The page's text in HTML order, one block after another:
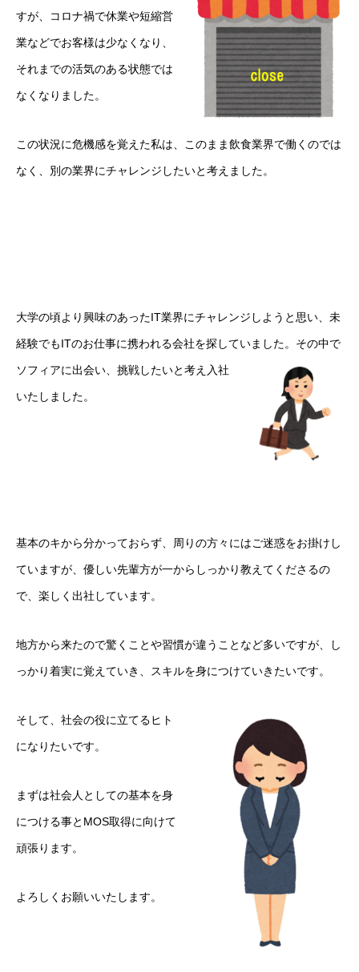
ソフィアが手掛ける事業
ソフィアメンバー紹介
すが、コロナ禍で休業や短縮営
業などでお客様は少なくなり、
それまでの活気のある状態では
なくなりました。
この状況に危機感を覚えた私は、このまま飲食業界で働くのでは
なく、別の業界にチャレンジしたいと考えました。
大学の頃より興味のあったIT業界にチャレンジしようと思い、未
経験でもITのお仕事に携われる会社を探していました。 その中で
ソフィアに出会い、挑戦したいと考え入社
いたしました。
基本のキから分かっておらず、周りの方々にはご迷惑をお掛けし
ていますが、優しい先輩方が一からしっかり教えてくださるの
で、楽しく出社しています。
地方から来たので驚くことや習慣が違うことなど多いですが、し
っかり着実に覚えていき、スキルを身につけていきたいです。
そして、社会の役に立てるヒト
になりたいです。
まずは社会人としての基本を身
につける事とMOS取得に向けて
頑張ります。
よろしくお願いいたします。